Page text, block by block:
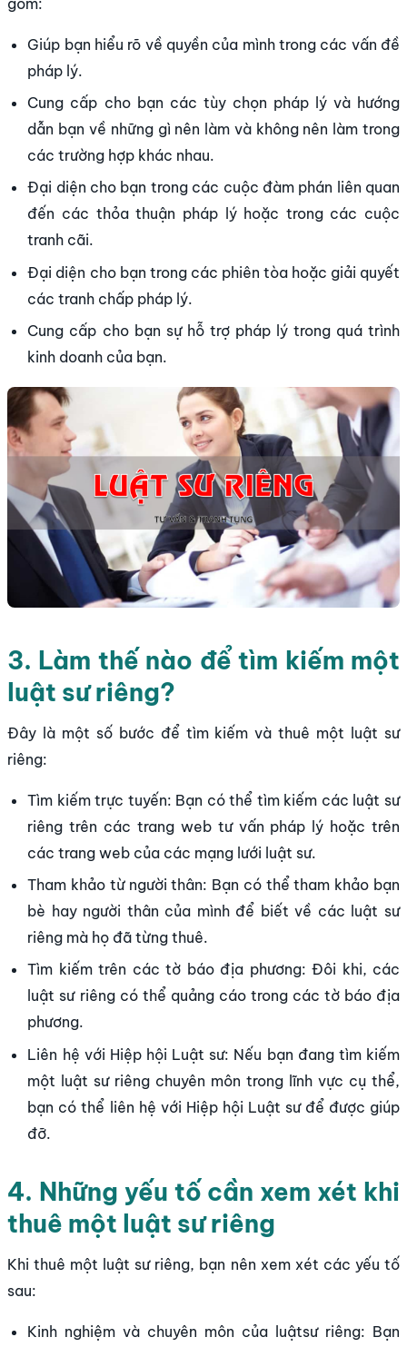
Giúp bạn hiểu rõ về quyền của mình trong các vấn đề
pháp lý.
Cung cấp cho bạn các tùy chọn pháp lý và hướng
dẫn bạn về những gì nên làm và không nên làm trong
các trường hợp khác nhau.
Đại diện cho bạn trong các cuộc đàm phán liên quan
đến các thỏa thuận pháp lý hoặc trong các cuộc
tranh cãi.
Đại diện cho bạn trong các phiên tòa hoặc giải quyết
các tranh chấp pháp lý.
Cung cấp cho bạn sự hỗ trợ pháp lý trong quá trình
kinh doanh của bạn.
3. Làm thế nào để tìm kiếm một
luật sư riêng?
Đây là một số bước để tìm kiếm và thuê một luật sư
riêng:
Tìm kiếm trực tuyến: Bạn có thể tìm kiếm các luật sư
riêng trên các trang web tư vấn pháp lý hoặc trên
các trang web của các mạng lưới luật sư.
Tham khảo từ người thân: Bạn có thể tham khảo bạn
bè hay người thân của mình để biết về các luật sư
riêng mà họ đã từng thuê.
Tìm kiếm trên các tờ báo địa phương: Đôi khi, các
luật sư riêng có thể quảng cáo trong các tờ báo địa
phương.
Liên hệ với Hiệp hội Luật sư: Nếu bạn đang tìm kiếm
một luật sư riêng chuyên môn trong lĩnh vực cụ thể,
bạn có thể liên hệ với Hiệp hội Luật sư để được giúp
đỡ.
4. Những yếu tố cần xem xét khi
thuê một luật sư riêng
Khi thuê một luật sư riêng, bạn nên xem xét các yếu tố
sau:
Kinh nghiệm và chuyên môn của luậtsư riêng: Bạn